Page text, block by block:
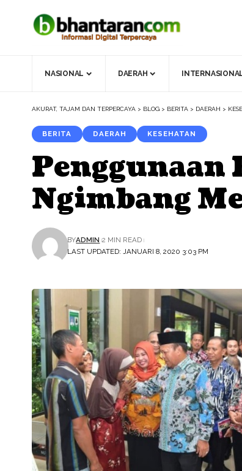
NASIONAL DAERAH
AKURAT, TAJAM DAN TERPERCAYA > BLOG > BERITA > DAERAH >
BERITA DAERAH KESEHATAN
Penggunaan
Ngimbang
LAST UPDATED: JANUARI 8, 2020 3:03 PM
BYADMIN 2 MIN READ